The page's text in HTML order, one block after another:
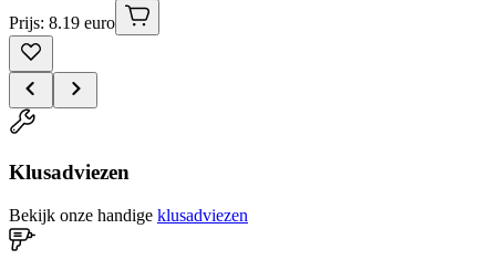
Prijs: 8.19 euro
Klusadviezen
Bekijk onze handige klusadviezen